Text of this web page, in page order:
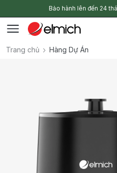
Bảo hành lên đến 24
Trang chủ Hàng Dự Án